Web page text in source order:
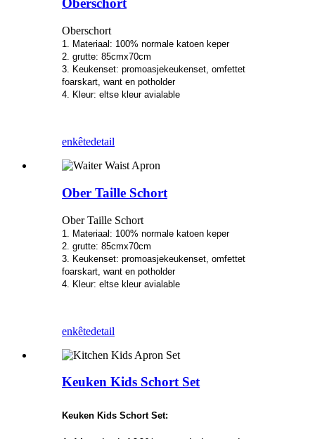
Oberschort
Oberschort
1. Materiaal: 100% normale katoen keper
2. grutte: 85cmx70cm
3. Keukenset: promoasjekeukenset, omfettet
foarskart, want en potholder
4. Kleur: eltse kleur avialable
enkêtedetail
Ober Taille Schort
Ober Taille Schort
1. Materiaal: 100% normale katoen keper
2. grutte: 85cmx70cm
3. Keukenset: promoasjekeukenset, omfettet
foarskart, want en potholder
4. Kleur: eltse kleur avialable
enkêtedetail
Keuken Kids Schort Set
Keuken Kids Schort Set: